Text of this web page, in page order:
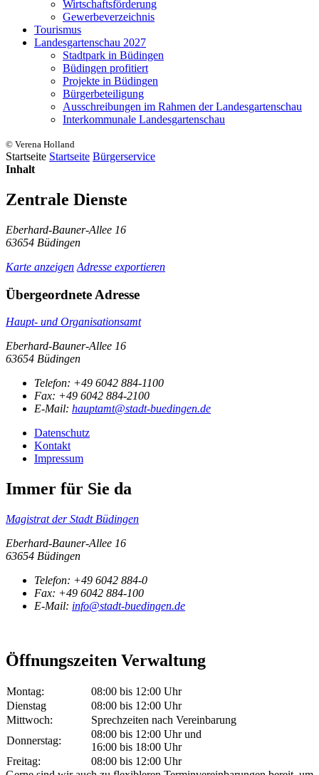
Wirtschaftsförderung
Gewerbeverzeichnis
Tourismus
Landesgartenschau 2027
Stadtpark in Büdingen
Büdingen profitiert
Projekte in Büdingen
Bürgerbeteiligung
Ausschreibungen im Rahmen der Landesgartenschau
Interkommunale Landesgartenschau
© Verena Holland
Startseite Startseite Bürgerservice
Inhalt
Zentrale Dienste
Eberhard-Bauner-Allee 16
63654 Büdingen
Karte anzeigen Adresse exportieren
Übergeordnete Adresse
Haupt- und Organisationsamt
Eberhard-Bauner-Allee 16
63654 Büdingen
Telefon: +49 6042 884-1100
Fax: +49 6042 884-2100
E-Mail: hauptamt@stadt-buedingen.de
Datenschutz
Kontakt
Impressum
Immer für Sie da
Magistrat der Stadt Büdingen
Eberhard-Bauner-Allee 16
63654 Büdingen
Telefon: +49 6042 884-0
Fax: +49 6042 884-100
E-Mail: info@stadt-buedingen.de
Öffnungszeiten Verwaltung
Montag:
08:00 bis 12:00 Uhr
Dienstag
08:00 bis 12:00 Uhr
Mittwoch:
Sprechzeiten nach Vereinbarung
Donnerstag:
08:00 bis 12:00 Uhr und
16:00 bis 18:00 Uhr
Freitag:
08:00 bis 12:00 Uhr